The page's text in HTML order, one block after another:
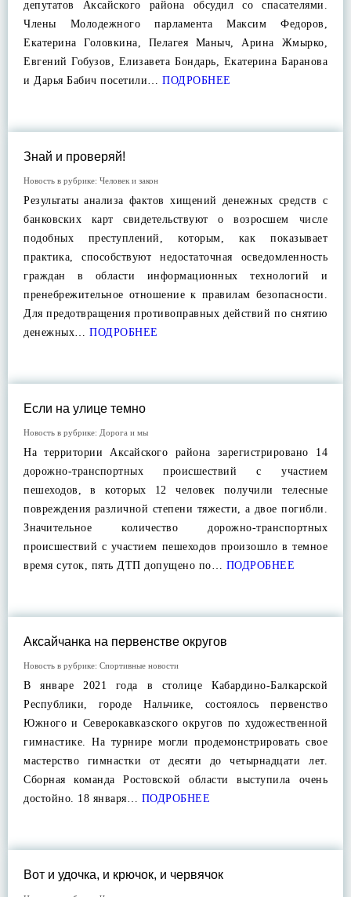
депутатов Аксайского района обсудил со спасателями.
Члены Молодежного парламента Максим Федоров,
Екатерина Головкина, Пелагея Маныч, Арина Жмырко,
Евгений Гобузов, Елизавета Бондарь, Екатерина Баранова
и Дарья Бабич посетили… ПОДРОБНЕЕ
Знай и проверяй!
Новость в рубрике: Человек и закон
Результаты анализа фактов хищений денежных средств с
банковских карт свидетельствуют о возросшем числе
подобных преступлений, которым, как показывает
практика, способствуют недостаточная осведомленность
граждан в области информационных технологий и
пренебрежительное отношение к правилам безопасности.
Для предотвращения противоправных действий по снятию
денежных… ПОДРОБНЕЕ
Если на улице темно
Новость в рубрике: Дорога и мы
На территории Аксайского района зарегистрировано 14
дорожно-транспортных происшествий с участием
пешеходов, в которых 12 человек получили телесные
повреждения различной степени тяжести, а двое погибли.
Значительное количество дорожно-транспортных
происшествий с участием пешеходов произошло в темное
время суток, пять ДТП допущено по… ПОДРОБНЕЕ
Аксайчанка на первенстве округов
Новость в рубрике: Спортивные новости
В январе 2021 года в столице Кабардино-Балкарской
Республики, городе Нальчике, состоялось первенство
Южного и Северокавказского округов по художественной
гимнастике. На турнире могли продемонстрировать свое
мастерство гимнастки от десяти до четырнадцати лет.
Сборная команда Ростовской области выступила очень
достойно. 18 января… ПОДРОБНЕЕ
Вот и удочка, и крючок, и червячок